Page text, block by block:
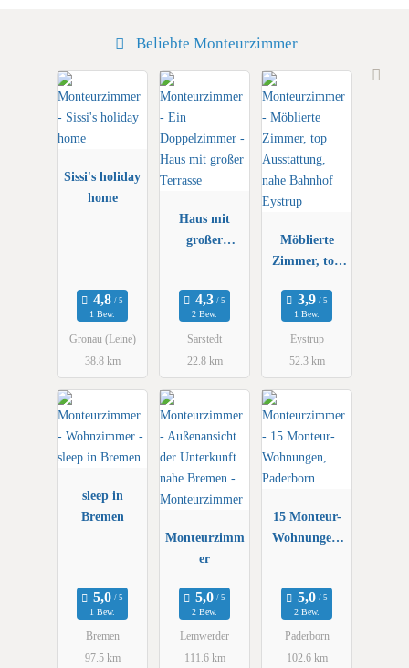
Beliebte Monteurzimmer
Sissi's holiday
home
1 Bew.
Gronau (Leine)
38.8 km
Haus mit
großer
2 Bew.
Sarstedt
22.8 km
Möblierte
Zimmer, top
nahe Bahnhof
Eystrup
1 Bew.
Eystrup
52.3 km
sleep in
Bremen
1 Bew.
Bremen
97.5 km
Monteurzimm
er
2 Bew.
Lemwerder
111.6 km
15 Monteur-
Wohnungen,
2 Bew.
Paderborn
102.6 km